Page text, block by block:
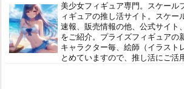
美少女フィギュア専門。スケール
ィギュアの推し活サイト。スケー
速報、販売情報の他、公式サイト
をご紹介。プライズフィギュアの
キャラクター毎、絵師（イラスト
とめていますので、推し活にご活